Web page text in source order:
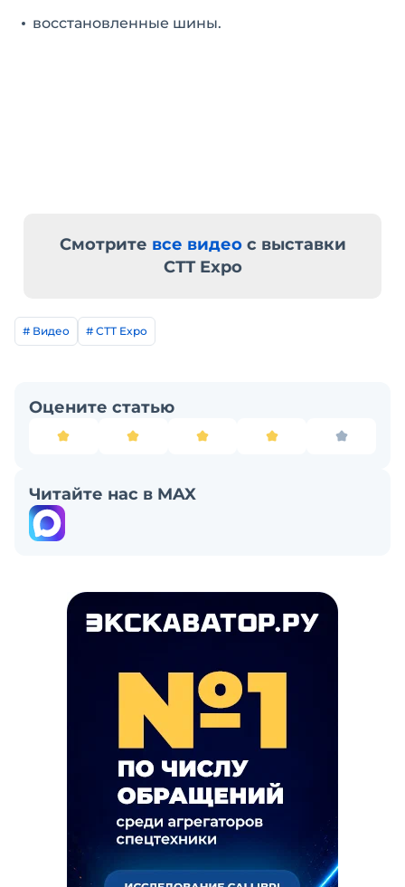
восстановленные шины.
Смотрите все видеос выставки
СТТ Expo
# Видео # СТТ Expo
Оцените статью
Читайте нас в MAX